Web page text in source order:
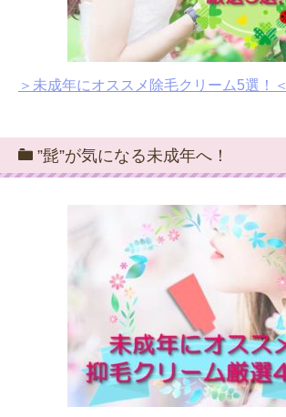
＞未成年にオススメ除毛クリーム5選！＜
”髭”が気になる未成年へ！